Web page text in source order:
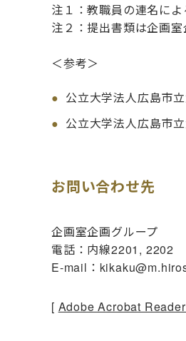
注１：教職員の連名に
注２：提出書類は企画室
＜参考＞
公立大学法人広島市
公立大学法人広島市
お問い合わせ先
企画室企画グループ
電話：内線2201, 2202
E-mail：
[ Adobe Acrobat